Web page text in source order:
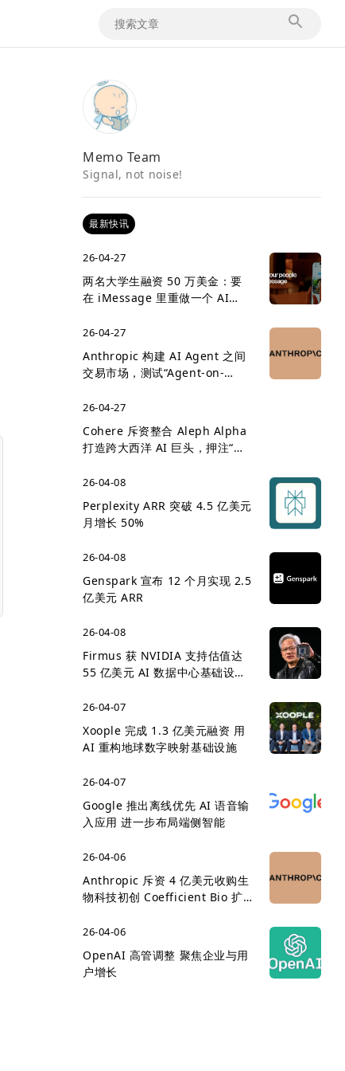
Memo Team
Signal, not noise!
最新快讯
26-04-27
两名大学生融资 50 万美金：要
在 iMessage 里重做一个 AI
26-04-27
Anthropic 构建 AI Agent 之间
交易市场，测试“Agent-on-
26-04-27
Cohere 斥资整合 Aleph Alpha
打造跨大西洋 AI 巨头，押注“主
26-04-08
Perplexity ARR 突破 4.5 亿美元
月增长 50%
26-04-08
Genspark 宣布 12 个月实现 2.5
亿美元 ARR
26-04-08
Firmus 获 NVIDIA 支持估值达
55 亿美元 AI 数据中心基础设施
26-04-07
Xoople 完成 1.3 亿美元融资 用
AI 重构地球数字映射基础设施
26-04-07
Google 推出离线优先 AI 语音输
入应用 进一步布局端侧智能
26-04-06
Anthropic 斥资 4 亿美元收购生
物科技初创 Coefficient Bio 扩
26-04-06
OpenAI 高管调整 聚焦企业与用
户增长